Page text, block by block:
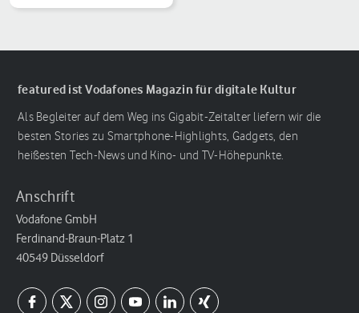
featured ist Vodafones Magazin für digitale Kultur
Als Begleiter auf dem Weg ins Gigabit-Zeitalter liefern wir die
besten Stories zu Smartphone-Highlights, Gadgets, den
heißesten Tech-News und Kino- und TV-Höhepunkte.
Anschrift
Vodafone GmbH
Ferdinand-Braun-Platz 1
40549 Düsseldorf